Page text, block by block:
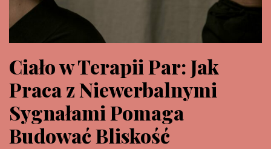
Ciało w Terapii Par: Jak
Praca z Niewerbalnymi
Sygnałami Pomaga
Budować Bliskość